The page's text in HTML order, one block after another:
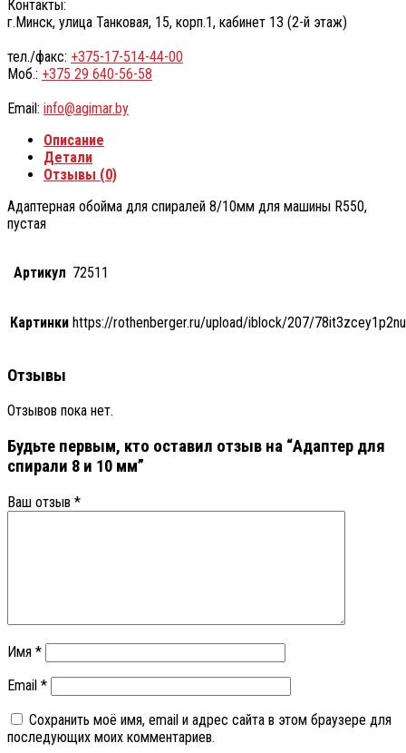
Контакты:
г.Минск, улица Танковая, 15, корп.1, кабинет 13 (2-й этаж)
тел./факс: +375-17-514-44-00
Моб.: +375 29 640-56-58
Email: info@agimar.by
Описание
Детали
Отзывы (0)
Адаптерная обойма для спиралей 8/10мм для машины R550,
пустая
Артикул 72511
Картинки https://rothenberger.ru/upload/iblock/207/
Отзывы
Отзывов пока нет.
Будьте первым, кто оставил отзыв на “Адаптер для
спирали 8 и 10 мм”
Ваш отзыв *
Имя *
Email *
Сохранить моё имя, email и адрес сайта в этом браузере для
последующих моих комментариев.